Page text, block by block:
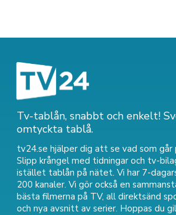
Tv-tablån, snabbt och enkelt!
omtyckta tablå.
tv24.se hjälper dig att se vad som går
Slipp krångel med tidningar och tv-
istället tablån på nätet. Vi har 7-
200 kanaler. Vi gör också en
bästa filmerna på TV, all direktsänd
och nya avsnitt av serier. Hoppas du